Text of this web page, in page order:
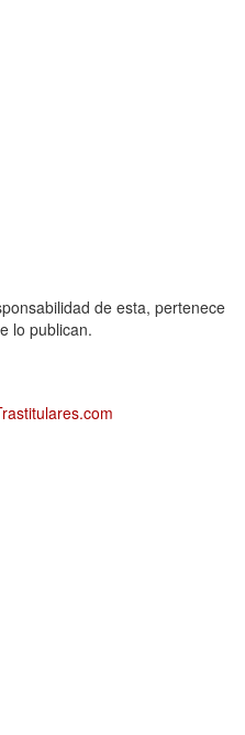
de esta, pertenece
lo publican.